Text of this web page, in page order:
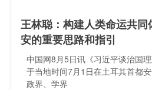
王林聪：构建人类命运共
安的重要思路和指引
中国网8月5日讯《习近平谈治国
于当地时间7月1日在土耳其首都
政界、学界